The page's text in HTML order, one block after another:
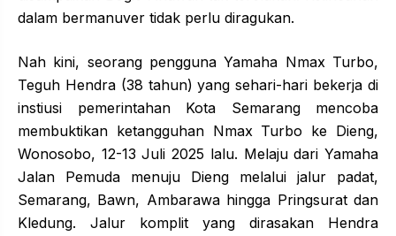
dalam bermanuver tidak perlu diragukan.
Nah kini, seorang pengguna Yamaha Nmax Turbo,
Teguh Hendra (38 tahun) yang sehari-hari bekerja di
instiusi pemerintahan Kota Semarang mencoba
membuktikan ketangguhan Nmax Turbo ke Dieng,
Wonosobo, 12-13 Juli 2025 lalu. Melaju dari Yamaha
Jalan Pemuda menuju Dieng melalui jalur padat,
Semarang, Bawn, Ambarawa hingga Pringsurat dan
Kledung. Jalur komplit yang dirasakan Hendra